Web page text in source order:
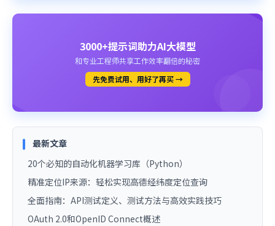
3000+提示词助力AI大模型
和专业工程师共享工作效率翻倍的秘密
先免费试用、用好了再买 →
最新文章
20个必知的自动化机器学习库（Python）
精准定位IP来源：轻松实现高德经纬度定位查询
全面指南：API测试定义、测试方法与高效实践技巧
OAuth 2.0和OpenID Connect概述